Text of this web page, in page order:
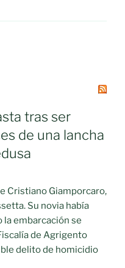
tras ser
de una lancha
Cristiano Giamporcaro,
Su novia había
la embarcación se
de Agrigento
delito de homicidio